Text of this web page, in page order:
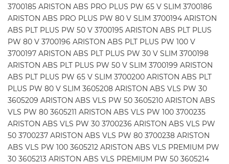
3700185 ARISTON ABS PRO PLUS PW 65 V SLIM 3700186
ARISTON ABS PRO PLUS PW 80 V SLIM 3700194 ARISTON
ABS PLT PLUS PW 50 V 3700195 ARISTON ABS PLT PLUS
PW 80 V 3700196 ARISTON ABS PLT PLUS PW 100 V
3700197 ARISTON ABS PLT PLUS PW 30 V SLIM 3700198
ARISTON ABS PLT PLUS PW 50 V SLIM 3700199 ARISTON
ABS PLT PLUS PW 65 V SLIM 3700200 ARISTON ABS PLT
PLUS PW 80 V SLIM 3605208 ARISTON ABS VLS PW 30
3605209 ARISTON ABS VLS PW 50 3605210 ARISTON ABS
VLS PW 80 3605211 ARISTON ABS VLS PW 100 3700235
ARISTON ABS VLS PW 30 3700236 ARISTON ABS VLS PW
50 3700237 ARISTON ABS VLS PW 80 3700238 ARISTON
ABS VLS PW 100 3605212 ARISTON ABS VLS PREMIUM PW
30 3605213 ARISTON ABS VLS PREMIUM PW 50 3605214